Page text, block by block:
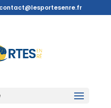
contact@lesportesenre.fr